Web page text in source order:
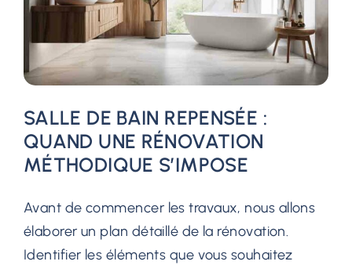
SALLE DE BAIN REPENSÉE :
QUAND UNE RÉNOVATION
MÉTHODIQUE S’IMPOSE
Avant de commencer les travaux, nous allons
élaborer un plan détaillé de la rénovation.
Identifier les éléments que vous souhaitez